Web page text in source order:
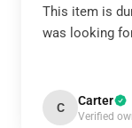
This item is
was looking
C Carter
Verified